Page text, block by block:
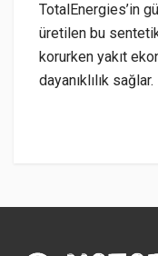
TotalEnergies’in
üretilen bu
korurken yakıt
dayanıklılık sağlar.